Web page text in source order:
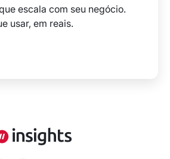
escala com seu negócio.
usar, em reais.